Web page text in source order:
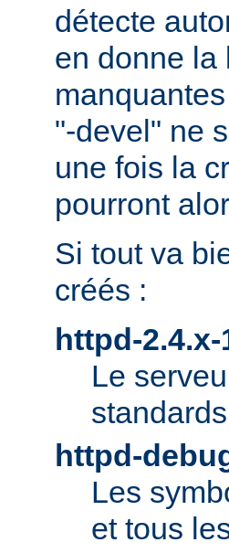
détecte
en donne la
"-devel" ne
une fois la
pourront
Si tout va
créés :
httpd-
Le
httpd-
Les
et tous